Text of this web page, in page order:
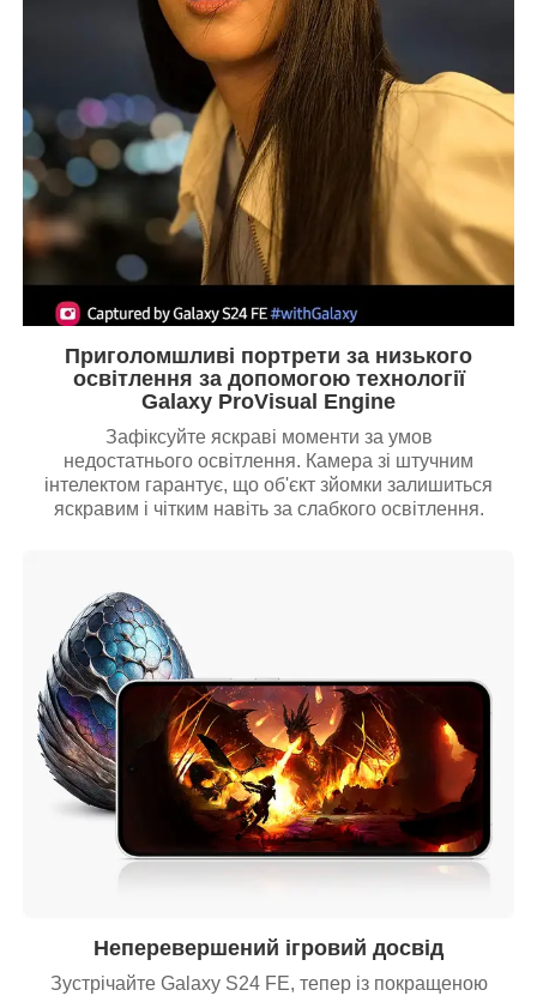
Приголомшливі портрети за низького
освітлення за допомогою технології
Galaxy ProVisual Engine
Зафіксуйте яскраві моменти за умов
недостатнього освітлення. Камера зі штучним
інтелектом гарантує, що об'єкт зйомки залишиться
яскравим і чітким навіть за слабкого освітлення.
Неперевершений ігровий досвід
Зустрічайте Galaxy S24 FE, тепер із покращеною